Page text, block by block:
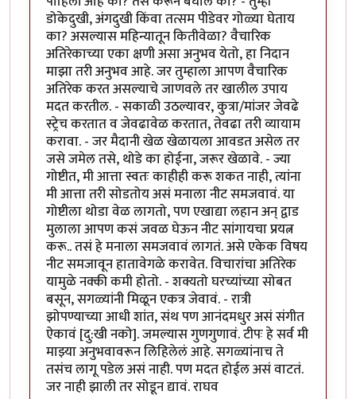
डोकेदुखी, अंगदुखी किंवा तत्सम पीडेवर गोळ्या घेताय
का? असल्यास महिन्यातून कितीवेळा? वैचारिक
अतिरेकाच्या एका क्षणी असा अनुभव येतो, हा निदान
माझा तरी अनुभव आहे. जर तुम्हाला आपण वैचारिक
अतिरेक करत असल्याचे जाणवले तर खालील उपाय
मदत करतील. - सकाळी उठल्यावर, कुत्रा/मांजर जेवढे
स्ट्रेच करतात व जेवढावेळ करतात, तेवढा तरी व्यायाम
करावा. - जर मैदानी खेळ खेळायला आवडत असेल तर
जसे जमेल तसे, थोडे का होईना, जरूर खेळावे. - ज्या
गोष्टीत, मी आत्ता स्वतः काहीही करू शकत नाही, त्यांना
मी आत्ता तरी सोडतोय असं मनाला नीट समजवावं. या
गोष्टीला थोडा वेळ लागतो, पण एखाद्या लहान अन् द्वाड
मुलाला आपण कसं जवळ घेऊन नीट सांगायचा प्रयत्न
करू.. तसं हे मनाला समजवावं लागतं. असे एकेक विषय
नीट समजावून हातावेगळे करावेत. विचारांचा अतिरेक
यामुळे नक्की कमी होतो. - शक्यतो घरच्यांच्या सोबत
बसून, सगळ्यांनी मिळून एकत्र जेवावं. - रात्री
झोपण्याच्या आधी शांत, संथ पण आनंदमधुर असं संगीत
ऐकावं [दु:खी नको]. जमल्यास गुणगुणावं. टीपः हे सर्व मी
माझ्या अनुभवावरून लिहिलेलं आहे. सगळ्यांनाच ते
तसंच लागू पडेल असं नाही. पण मदत होईल असं वाटतं.
जर नाही झाली तर सोडून द्यावं. राघव